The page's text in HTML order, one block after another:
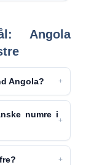
Angola
Angola? +
numre i
+
+